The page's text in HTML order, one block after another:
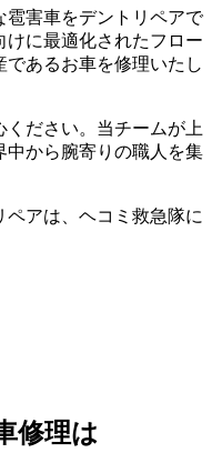
雹害車をデントリペアで
に最適化されたフロー
あるお車を修理いたし
ださい。当チームが上
中から腕寄りの職人を集
ペアは、ヘコミ救急隊に
修理は